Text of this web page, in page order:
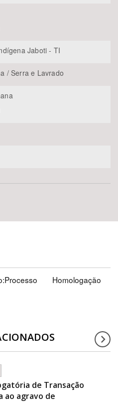
Jaboti - TI
/ Serra e Lavrado
Homologação
de Transação
ao agravo de